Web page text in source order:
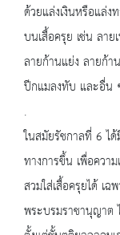
ด้วยแล่งเงินหรือแล่
บนเสื้อครุย เช่น ล
ลายก้านแย่ง ลายก้า
ปีกแมลงทับ และอื่น
.
ในสมัยรัชกาลที่ 6 ไ
ทางการขึ้น เพื่อควา
สวมใส่เสื้อครุยได้ เ
พระบรมราชานุญาต